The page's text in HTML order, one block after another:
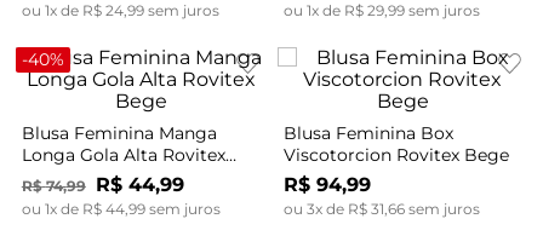
ou 1x de R$ 24,99sem juros ou 1x de R$ 29,99sem juros
-40%
Blusa Feminina Manga
Longa Gola Alta Rovitex
Bege
R$ 74,99 R$ 44,99
ou 1x de R$ 44, 99sem juros
Blusa Feminina Box
Viscotorcion Rovitex Bege
R$ 94,99
ou 3x de R$ 31 66sem juros